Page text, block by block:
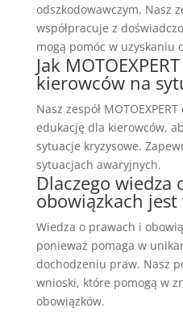
odszkodowawczym. Nasz
współpracuje z
mogą pomóc w uzyskaniu
Jak
kierowców na
Nasz zespół
edukację dla kierowców,
sytuacje kryzysowe.
sytuacjach awaryjnych.
Dlaczego wiedza
obowiązkach jest
Wiedza o prawach i
ponieważ pomaga w
dochodzeniu praw. Nasz
wnioski, które pomogą w
obowiązków.